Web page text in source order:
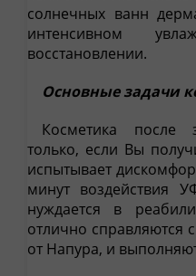
солнечных ванн
интенсивном
восстановлении.
Основные задачи
Косметика после
только, если Вы
испытывает
минут воздействия
нуждается в
отлично справляются
от Напура, и